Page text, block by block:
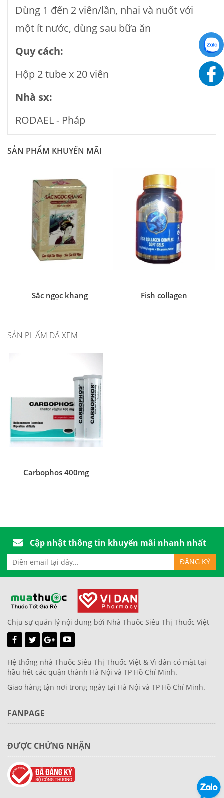
Dùng 1 đến 2 viên/lần, nhai và nuốt với
một ít nước, dùng sau bữa ăn
Quy cách:
Hộp 2 tube x 20 viên
Nhà sx:
RODAEL - Pháp
SẢN PHẨM KHUYẾN MÃI
Sắc ngọc khang Fish collagen
SẢN PHẨM ĐÃ XEM
Carbophos 400mg
Cập nhật thông tin khuyến mãi nhanh nhất
Chịu sự quản lý nội dung bởi Nhà Thuốc Siêu Thị Thuốc Việt
Hệ thống nhà Thuốc Siêu Thị Thuốc Việt & Vì dân có mặt tại
hầu hết các quận thành Hà Nội và TP Hồ Chí Minh.
Giao hàng tận nơi trong ngày tại Hà Nội và TP Hồ Chí Minh.
FANPAGE
ĐƯỢC CHỨNG NHẬN